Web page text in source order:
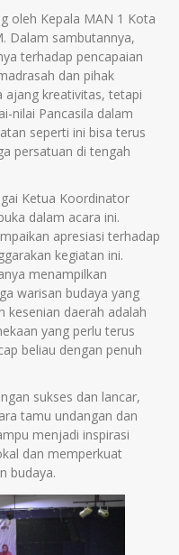
oleh Kepala MAN 1 Kota
Dalam sambutannya,
terhadap pencapaian
dan pihak
ajang kreativitas, tetapi
nilai Pancasila dalam
seperti ini bisa terus
persatuan di tengah
Ketua Koordinator
dalam acara ini.
apresiasi terhadap
kegiatan ini.
menampilkan
warisan budaya yang
kesenian daerah adalah
yang perlu terus
beliau dengan penuh
sukses dan lancar,
tamu undangan dan
menjadi inspirasi
dan memperkuat
budaya.